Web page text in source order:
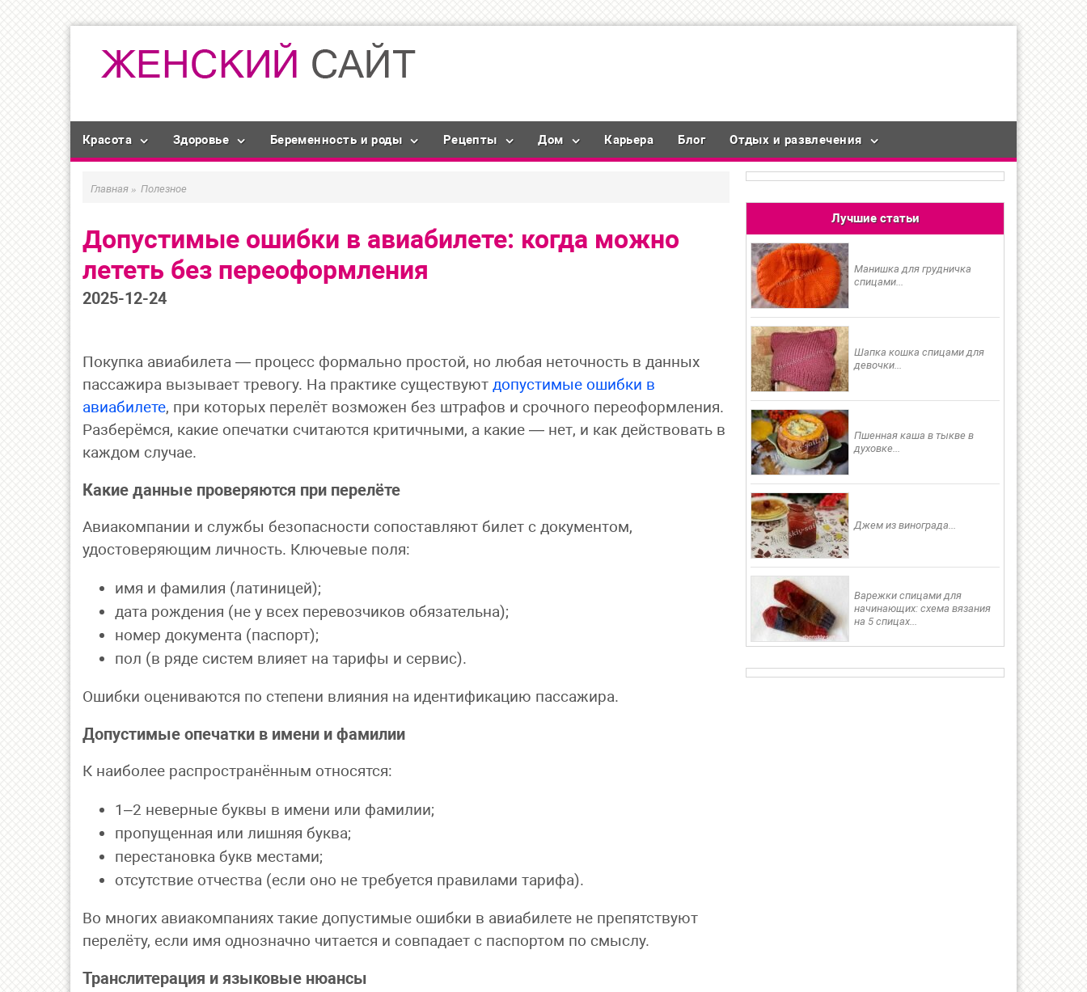
Красота Здоровье Беременность и роды Рецепты Дом Карьера Блог Отдых и развлечения
Главная » Полезное
Допустимые ошибки в авиабилете: когда можно
лететь без переоформления
2025-12-24
Покупка авиабилета — процесс формально простой, но любая неточность в данных
пассажира вызывает тревогу. На практике существуют допустимые ошибки в
авиабилете, при которых перелёт возможен без штрафов и срочного переоформления.
Разберёмся, какие опечатки считаются критичными, а какие — нет, и как действовать в
каждом случае.
Какие данные проверяются при перелёте
Авиакомпании и службы безопасности сопоставляют билет с документом,
удостоверяющим личность. Ключевые поля:
имя и фамилия (латиницей);
дата рождения (не у всех перевозчиков обязательна);
номер документа (паспорт);
пол (в ряде систем влияет на тарифы и сервис).
Ошибки оцениваются по степени влияния на идентификацию пассажира.
Допустимые опечатки в имени и фамилии
К наиболее распространённым относятся:
1–2 неверные буквы в имени или фамилии;
пропущенная или лишняя буква;
перестановка букв местами;
отсутствие отчества (если оно не требуется правилами тарифа).
Во многих авиакомпаниях такие допустимые ошибки в авиабилете не препятствуют
перелёту, если имя однозначно читается и совпадает с паспортом по смыслу.
Транслитерация и языковые нюансы
Лучшие статьи
Манишка для грудничка
спицами...
Шапка кошка спицами для
девочки...
Пшенная каша в тыкве в
духовке...
Джем из винограда...
Варежки спицами для
начинающих: схема вязания
на 5 спицах...